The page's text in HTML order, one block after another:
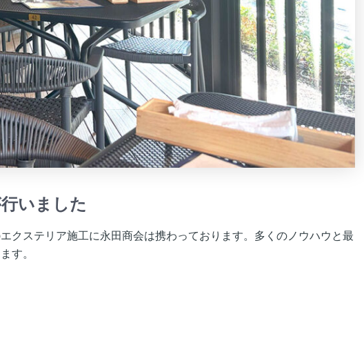
いました
クステリア施工に永田商会は携わっております。多くのノウハウと最
す。